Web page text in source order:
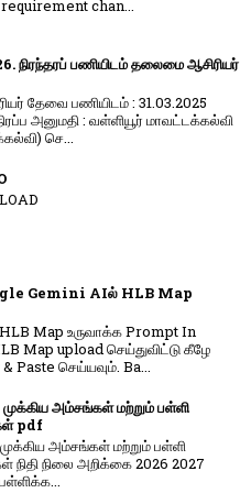
chan...
நிரந்தரப் பணியிடம் தலைமை ஆசிரியர்
தேவை பணியிடம் : 31.03.2025
அனுமதி : வள்ளியூர் மாவட்டக்கல்வி
செ...
Gemini AIல் HLB Map
Map உருவாக்க Prompt In
Map upload செய்துவிட்டு கீழே
Paste செய்யவும். Ba...
அம்சங்கள் மற்றும் பள்ளி
pdf
அம்சங்கள் மற்றும் பள்ளி
நிதி நிலை அறிக்கை 2026 2027